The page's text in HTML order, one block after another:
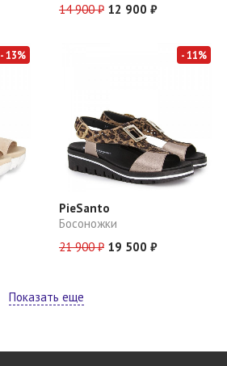
14 900 ₽ 12 900 ₽
- 13% - 11%
PieSanto
Босоножки
21 900 ₽ 19 500 ₽
Показать еще